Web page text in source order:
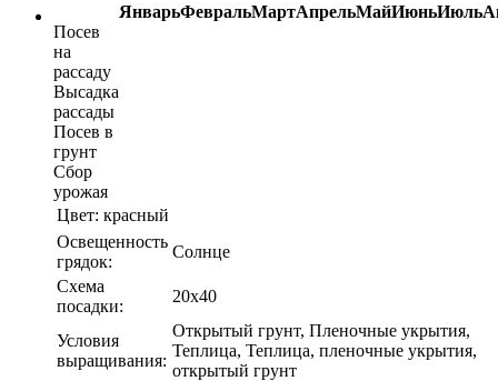
ЯнварьФевральМартАпрельМайИюньИюль
Посев
на
рассаду
Высадка
рассады
Посев в
грунт
Сбор
урожая
Цвет: красный
Освещенность
грядок:
Солнце
Схема
посадки:
20х40
Условия
выращивания:
Открытый грунт, Пленочные укрытия,
Теплица, Теплица, пленочные укрытия,
открытый грунт